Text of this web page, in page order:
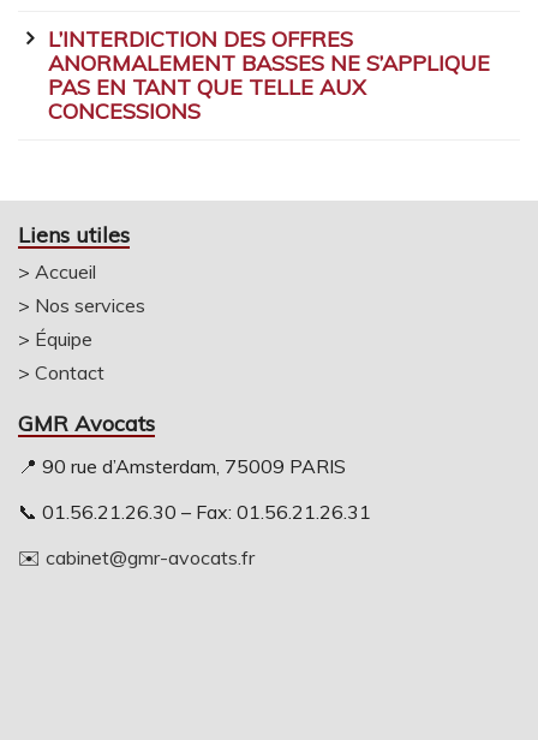
L’INTERDICTION DES OFFRES
ANORMALEMENT BASSES NE S’APPLIQUE
PAS EN TANT QUE TELLE AUX
CONCESSIONS
Liens utiles
> Accueil
> Nos services
> Équipe
> Contact
GMR Avocats
📍 90 rue d’Amsterdam, 75009 PARIS
📞 01.56.21.26.30 – Fax: 01.56.21.26.31
✉️ cabinet@gmr-avocats.fr